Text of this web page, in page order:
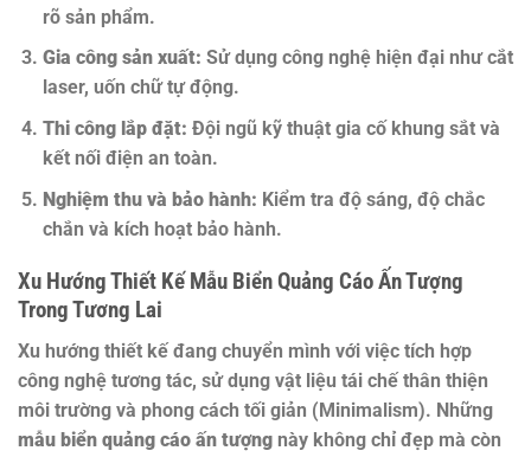
rõ sản phẩm.
Gia công sản xuất: Sử dụng công nghệ hiện đại như cắt
laser, uốn chữ tự động.
Thi công lắp đặt: Đội ngũ kỹ thuật gia cố khung sắt và
kết nối điện an toàn.
Nghiệm thu và bảo hành: Kiểm tra độ sáng, độ chắc
chắn và kích hoạt bảo hành.
Xu Hướng Thiết Kế Mẫu Biển Quảng Cáo Ấn Tượng
Trong Tương Lai
Xu hướng thiết kế đang chuyển mình với việc tích hợp
công nghệ tương tác, sử dụng vật liệu tái chế thân thiện
môi trường và phong cách tối giản (Minimalism). Những
mẫu biển quảng cáo ấn tượng này không chỉ đẹp mà còn